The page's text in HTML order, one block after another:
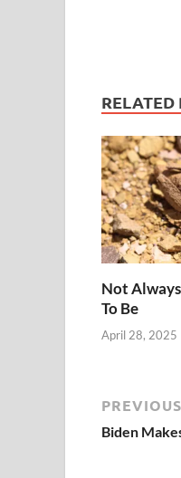
RELATED
Not
To Be
April 28, 2025
Biden